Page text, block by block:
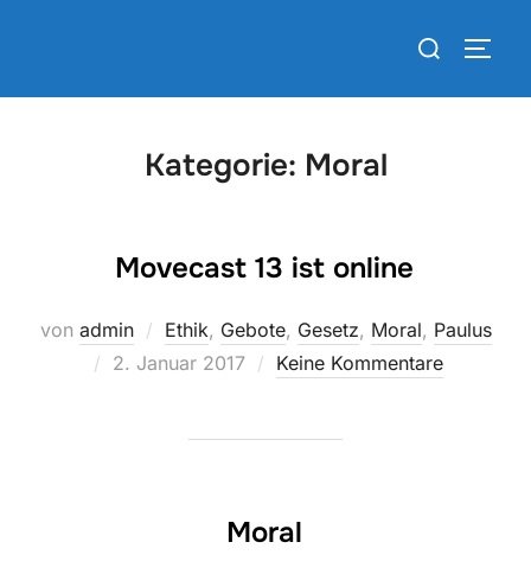
Suchen
Kategorie: Moral
Movecast 13 ist online
von admin Ethik, Gebote, Gesetz, Moral, Paulus
Veröffentlicht
2. Januar 2017 Keine Kommentare
Moral